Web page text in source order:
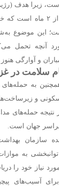
زیرا هدف
رژیم صهیونیستی
این موضوع
آنچه تحمل
و آوارگی
سلامت در
به حمله‌های
و
حمله‌های
جهان است.
سازمان
به
نیاز خود را
آسیب‌های